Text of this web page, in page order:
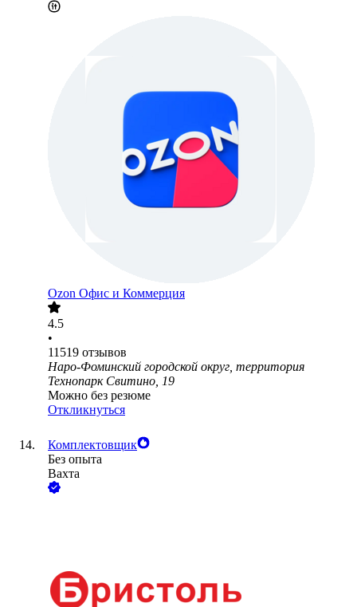
Ozon Офис и Коммерция
4.5
•
11519 отзывов
Наро-Фоминский городской округ, территория
Технопарк Свитино, 19
Можно без резюме
Откликнуться
Комплектовщик
Без опыта
Вахта